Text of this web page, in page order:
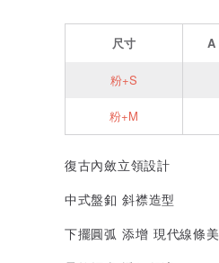
尺寸 A
粉+S
粉+M
復古內斂立領設計
中式盤釦 斜襟造型
下擺圓弧 添增 現代線條美